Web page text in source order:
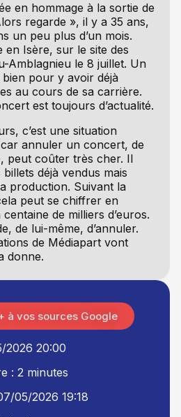
en hommage à la sortie de
regarde », il y a 35 ans,
un peu plus d’un mois.
en Isère, sur le site des
Amblagnieu le 8 juillet. Un
pour y avoir déjà
au cours de sa carrière.
est toujours d’actualité.
c’est une situation
annuler un concert, de
peut coûter très cher. Il
déjà vendus mais
production. Suivant la
peut se chiffrer en
de milliers d’euros.
de lui-même, d’annuler.
de Médiapart vont
donne.
2026 20:00
: 2 minutes
05/2026 19:18
à vos sources Google